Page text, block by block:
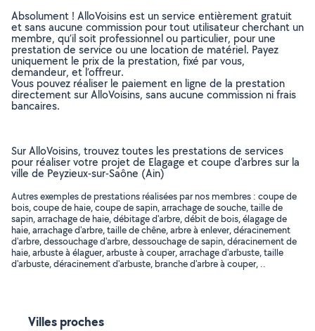
Absolument ! AlloVoisins est un service entièrement gratuit
et sans aucune commission pour tout utilisateur cherchant un
membre, qu’il soit professionnel ou particulier, pour une
prestation de service ou une location de matériel. Payez
uniquement le prix de la prestation, fixé par vous,
demandeur, et l’offreur.
Vous pouvez réaliser le paiement en ligne de la prestation
directement sur AlloVoisins, sans aucune commission ni frais
bancaires.
Sur AlloVoisins, trouvez toutes les prestations de services
pour réaliser votre projet de Elagage et coupe d'arbres sur la
ville de Peyzieux-sur-Saône (Ain)
Autres exemples de prestations réalisées par nos membres : coupe de
bois, coupe de haie, coupe de sapin, arrachage de souche, taille de
sapin, arrachage de haie, débitage d'arbre, débit de bois, élagage de
haie, arrachage d'arbre, taille de chêne, arbre à enlever, déracinement
d'arbre, dessouchage d'arbre, dessouchage de sapin, déracinement de
haie, arbuste à élaguer, arbuste à couper, arrachage d'arbuste, taille
d'arbuste, déracinement d'arbuste, branche d'arbre à couper, ..
Villes proches